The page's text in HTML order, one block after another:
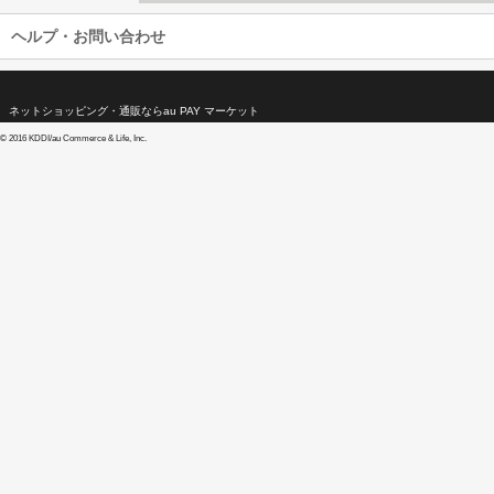
ヘルプ・お問い合わせ
ネットショッピング・通販ならau PAY マーケット
© 2016 KDDI/au Commerce & Life, Inc.